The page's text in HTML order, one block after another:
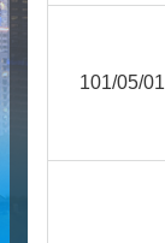
101/05/01